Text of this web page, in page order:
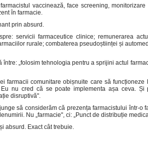
vaccinează, face screening,
în farmacie.
prin absurd.
servicii farmaceutice clinice; remunerarea
rurale; combaterea pseudoștiinței și
între: „folosim tehnologia pentru a sprijini actul
farmacii comunitare obișnuite care să
nu cred că se poate implementa așa ceva.
disruptivă".
să considerăm că prezența farmacistului într-
Nu „farmacie", ci: „Punct de distribuție
absurd. Exact cât trebuie.